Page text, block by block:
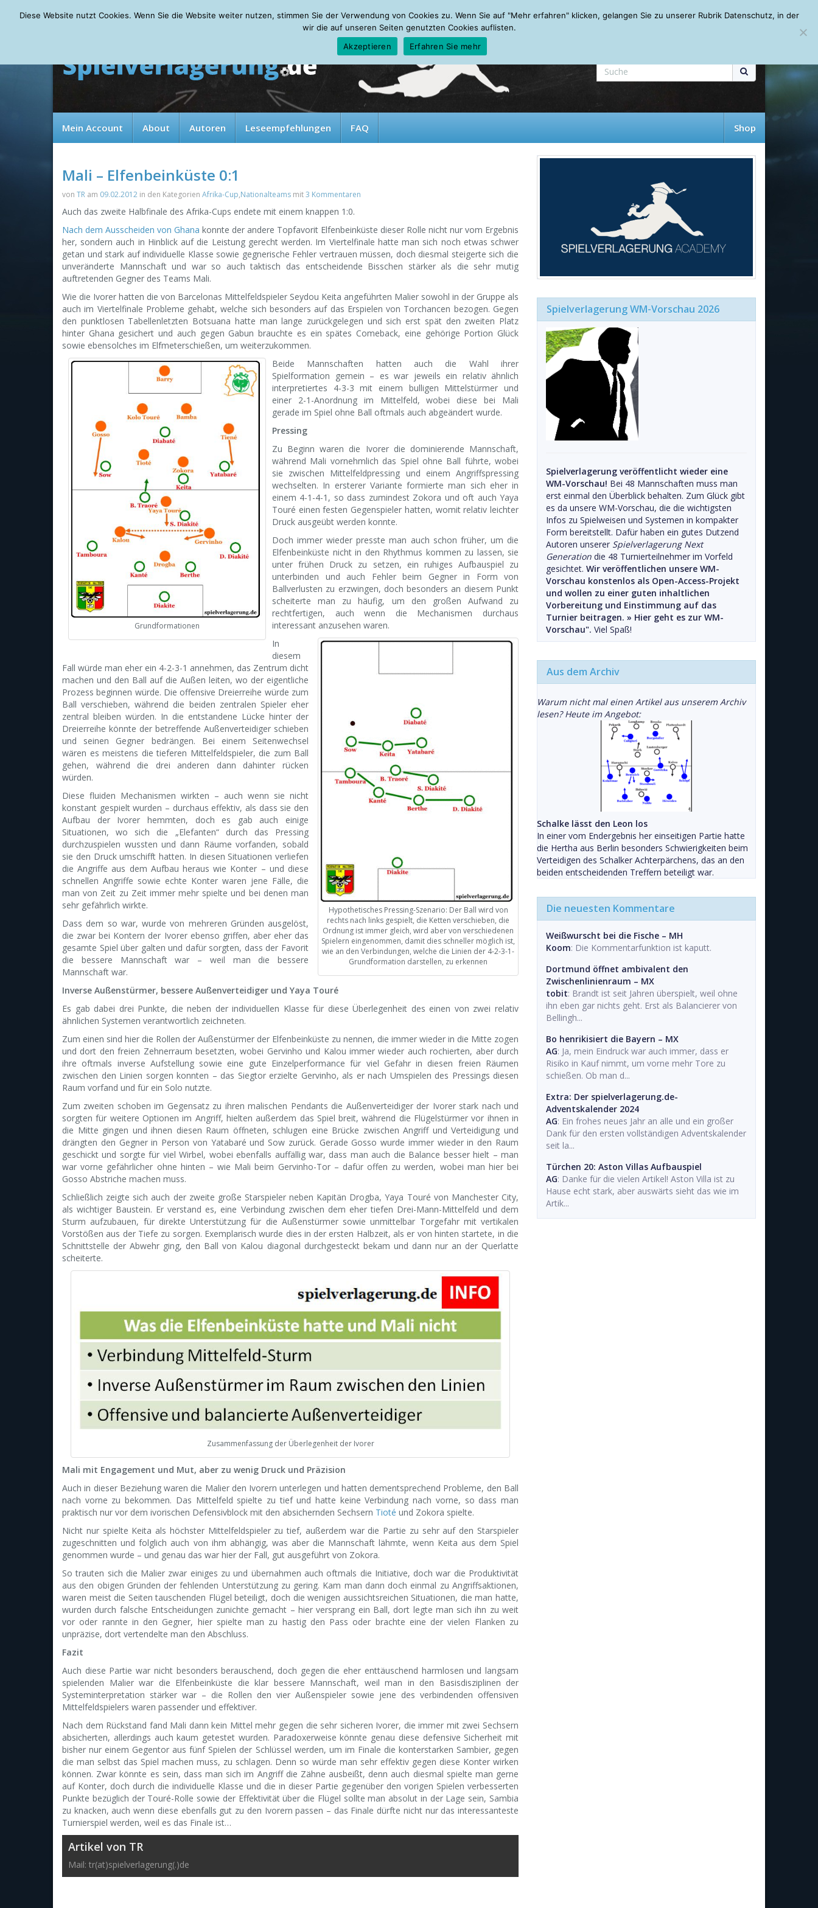
Friday, 07.08.2026 Mein Account About Autoren Leseempfehlungen FAQ
Mein Account About Autoren Leseempfehlungen FAQ Shop
Mali – Elfenbeinküste 0:1
von TR am 09.02.2012 in den Kategorien Afrika-Cup,Nationalteams mit3 Kommentaren
Auch das zweite Halbfinale des Afrika-Cups endete mit einem knappen 1:0.
Nach dem Ausscheiden von Ghana konnte der andere Topfavorit Elfenbeinküste dieser Rolle nicht nur vom Ergebnis
her, sondern auch in Hinblick auf die Leistung gerecht werden. Im Viertelfinale hatte man sich noch etwas schwer
getan und stark auf individuelle Klasse sowie gegnerische Fehler vertrauen müssen, doch diesmal steigerte sich die
unveränderte Mannschaft und war so auch taktisch das entscheidende Bisschen stärker als die sehr mutig
auftretenden Gegner des Teams Mali.
Wie die Ivorer hatten die von Barcelonas Mittelfeldspieler Seydou Keita angeführten Malier sowohl in der Gruppe als
auch im Viertelfinale Probleme gehabt, welche sich besonders auf das Erspielen von Torchancen bezogen. Gegen
den punktlosen Tabellenletzten Botsuana hatte man lange zurückgelegen und sich erst spät den zweiten Platz
hinter Ghana gesichert und auch gegen Gabun brauchte es ein spätes Comeback, eine gehörige Portion Glück
sowie ebensolches im Elfmeterschießen, um weiterzukommen.
Grundformationen
Beide Mannschaften hatten auch die Wahl ihrer
Spielformation gemein – es war jeweils ein relativ ähnlich
interpretiertes 4-3-3 mit einem bulligen Mittelstürmer und
einer 2-1-Anordnung im Mittelfeld, wobei diese bei Mali
gerade im Spiel ohne Ball oftmals auch abgeändert wurde.
Pressing
Zu Beginn waren die Ivorer die dominierende Mannschaft,
während Mali vornehmlich das Spiel ohne Ball führte, wobei
sie zwischen Mittelfeldpressing und einem Angriffspressing
wechselten. In ersterer Variante formierte man sich eher in
einem 4-1-4-1, so dass zumindest Zokora und oft auch Yaya
Touré einen festen Gegenspieler hatten, womit relativ leichter
Druck ausgeübt werden konnte.
Doch immer wieder presste man auch schon früher, um die
Elfenbeinküste nicht in den Rhythmus kommen zu lassen, sie
unter frühen Druck zu setzen, ein ruhiges Aufbauspiel zu
unterbinden und auch Fehler beim Gegner in Form von
Ballverlusten zu erzwingen, doch besonders an diesem Punkt
scheiterte man zu häufig, um den großen Aufwand zu
rechtfertigen, auch wenn die Mechanismen durchaus
interessant anzusehen waren.
Hypothetisches Pressing-Szenario: Der Ball wird von
rechts nach links gespielt, die Ketten verschieben, die
Ordnung ist immer gleich, wird aber von verschiedenen
Spielern eingenommen, damit dies schneller möglich ist,
wie an den Verbindungen, welche die Linien der 4-2-3-1-
Grundformation darstellen, zu erkennen
In
diesem
Fall würde man eher ein 4-2-3-1 annehmen, das Zentrum dicht
machen und den Ball auf die Außen leiten, wo der eigentliche
Prozess beginnen würde. Die offensive Dreierreihe würde zum
Ball verschieben, während die beiden zentralen Spieler eher
zentral bleiben würden. In die entstandene Lücke hinter der
Dreierreihe könnte der betreffende Außenverteidiger schieben
und seinen Gegner bedrängen. Bei einem Seitenwechsel
wären es meistens die tieferen Mittelfeldspieler, die zum Ball
gehen, während die drei anderen dann dahinter rücken
würden.
Diese fluiden Mechanismen wirkten – auch wenn sie nicht
konstant gespielt wurden – durchaus effektiv, als dass sie den
Aufbau der Ivorer hemmten, doch es gab auch einige
Situationen, wo sich die „Elefanten“ durch das Pressing
durchzuspielen wussten und dann Räume vorfanden, sobald
sie den Druck umschifft hatten. In diesen Situationen verliefen
die Angriffe aus dem Aufbau heraus wie Konter – und diese
schnellen Angriffe sowie echte Konter waren jene Fälle, die
man von Zeit zu Zeit immer mehr spielte und bei denen man
sehr gefährlich wirkte.
Dass dem so war, wurde von mehreren Gründen ausgelöst,
die zwar bei Kontern der Ivorer ebenso griffen, aber eher das
gesamte Spiel über galten und dafür sorgten, dass der Favorit
die bessere Mannschaft war – weil man die bessere
Mannschaft war.
Inverse Außenstürmer, bessere Außenverteidiger und Yaya Touré
Es gab dabei drei Punkte, die neben der individuellen Klasse für diese Überlegenheit des einen von zwei relativ
ähnlichen Systemen verantwortlich zeichneten.
Zum einen sind hier die Rollen der Außenstürmer der Elfenbeinküste zu nennen, die immer wieder in die Mitte zogen
und dort den freien Zehnerraum besetzten, wobei Gervinho und Kalou immer wieder auch rochierten, aber durch
ihre oftmals inverse Aufstellung sowie eine gute Einzelperformance für viel Gefahr in diesen freien Räumen
zwischen den Linien sorgen konnten – das Siegtor erzielte Gervinho, als er nach Umspielen des Pressings diesen
Raum vorfand und für ein Solo nutzte.
Zum zweiten schoben im Gegensatz zu ihren malischen Pendants die Außenverteidiger der Ivorer stark nach und
sorgten für weitere Optionen im Angriff, hielten außerdem das Spiel breit, während die Flügelstürmer vor ihnen in
die Mitte gingen und ihnen diesen Raum öffneten, schlugen eine Brücke zwischen Angriff und Verteidigung und
drängten den Gegner in Person von Yatabaré und Sow zurück. Gerade Gosso wurde immer wieder in den Raum
geschickt und sorgte für viel Wirbel, wobei ebenfalls auffällig war, dass man auch die Balance besser hielt – man
war vorne gefährlicher ohne hinten – wie Mali beim Gervinho-Tor – dafür offen zu werden, wobei man hier bei
Gosso Abstriche machen muss.
Schließlich zeigte sich auch der zweite große Starspieler neben Kapitän Drogba, Yaya Touré von Manchester City,
als wichtiger Baustein. Er verstand es, eine Verbindung zwischen dem eher tiefen Drei-Mann-Mittelfeld und dem
Sturm aufzubauen, für direkte Unterstützung für die Außenstürmer sowie unmittelbar Torgefahr mit vertikalen
Vorstößen aus der Tiefe zu sorgen. Exemplarisch wurde dies in der ersten Halbzeit, als er von hinten startete, in die
Schnittstelle der Abwehr ging, den Ball von Kalou diagonal durchgesteckt bekam und dann nur an der Querlatte
scheiterte.
Zusammenfassung der Überlegenheit der Ivorer
Mali mit Engagement und Mut, aber zu wenig Druck und Präzision
Auch in dieser Beziehung waren die Malier den Ivorern unterlegen und hatten dementsprechend Probleme, den Ball
nach vorne zu bekommen. Das Mittelfeld spielte zu tief und hatte keine Verbindung nach vorne, so dass man
praktisch nur vor dem ivorischen Defensivblock mit den absichernden Sechsern Tioté und Zokora spielte.
Nicht nur spielte Keita als höchster Mittelfeldspieler zu tief, außerdem war die Partie zu sehr auf den Starspieler
zugeschnitten und folglich auch von ihm abhängig, was aber die Mannschaft lähmte, wenn Keita aus dem Spiel
genommen wurde – und genau das war hier der Fall, gut ausgeführt von Zokora.
So trauten sich die Malier zwar einiges zu und übernahmen auch oftmals die Initiative, doch war die Produktivität
aus den obigen Gründen der fehlenden Unterstützung zu gering. Kam man dann doch einmal zu Angriffsaktionen,
waren meist die Seiten tauschenden Flügel beteiligt, doch die wenigen aussichtsreichen Situationen, die man hatte,
wurden durch falsche Entscheidungen zunichte gemacht – hier versprang ein Ball, dort legte man sich ihn zu weit
vor oder rannte in den Gegner, hier spielte man zu hastig den Pass oder brachte eine der vielen Flanken zu
unpräzise, dort vertendelte man den Abschluss.
Fazit
Auch diese Partie war nicht besonders berauschend, doch gegen die eher enttäuschend harmlosen und langsam
spielenden Malier war die Elfenbeinküste die klar bessere Mannschaft, weil man in den Basisdisziplinen der
Systeminterpretation stärker war – die Rollen den vier Außenspieler sowie jene des verbindenden offensiven
Mittelfeldspielers waren passender und effektiver.
Nach dem Rückstand fand Mali dann kein Mittel mehr gegen die sehr sicheren Ivorer, die immer mit zwei Sechsern
absicherten, allerdings auch kaum getestet wurden. Paradoxerweise könnte genau diese defensive Sicherheit mit
bisher nur einem Gegentor aus fünf Spielen der Schlüssel werden, um im Finale die konterstarken Sambier, gegen
die man selbst das Spiel machen muss, zu schlagen. Denn so würde man sehr effektiv gegen diese Konter wirken
können. Zwar könnte es sein, dass man sich im Angriff die Zähne ausbeißt, denn auch diesmal spielte man gerne
auf Konter, doch durch die individuelle Klasse und die in dieser Partie gegenüber den vorigen Spielen verbesserten
Punkte bezüglich der Touré-Rolle sowie der Effektivität über die Flügel sollte man absolut in der Lage sein, Sambia
zu knacken, auch wenn diese ebenfalls gut zu den Ivorern passen – das Finale dürfte nicht nur das interessanteste
Turnierspiel werden, weil es das Finale ist…
Artikel von TR
Mail: tr(at)spielverlagerung(.)de
Spielverlagerung WM-Vorschau 2026
Spielverlagerung veröffentlicht wieder eine
WM-Vorschau! Bei 48 Mannschaften muss man
erst einmal den Überblick behalten. Zum Glück gibt
es da unsere WM-Vorschau, die die wichtigsten
Infos zu Spielweisen und Systemen in kompakter
Form bereitstellt. Dafür haben ein gutes Dutzend
Autoren unserer Spielverlagerung Next
Generation die 48 Turnierteilnehmer im Vorfeld
gesichtet. Wir veröffentlichen unsere WM-
Vorschau konstenlos als Open-Access-Projekt
und wollen zu einer guten inhaltlichen
Vorbereitung und Einstimmung auf das
Turnier beitragen. » Hier geht es zur WM-
Vorschau". Viel Spaß!
Aus dem Archiv
Warum nicht mal einen Artikel aus unserem Archiv
lesen? Heute im Angebot:
Schalke lässt den Leon los
In einer vom Endergebnis her einseitigen Partie hatte
die Hertha aus Berlin besonders Schwierigkeiten beim
Verteidigen des Schalker Achterpärchens, das an den
beiden entscheidenden Treffern beteiligt war.
Die neuesten Kommentare
Weißwurscht bei die Fische – MH
Koom: Die Kommentarfunktion ist kaputt.
Dortmund öffnet ambivalent den
Zwischenlinienraum – MX
tobit: Brandt ist seit Jahren überspielt, weil ohne
ihn eben gar nichts geht. Erst als Balancierer von
Bellingh...
Bo henrikisiert die Bayern – MX
AG: Ja, mein Eindruck war auch immer, dass er
Risiko in Kauf nimmt, um vorne mehr Tore zu
schießen. Ob man d...
Extra: Der spielverlagerung.de-
Adventskalender 2024
AG: Ein frohes neues Jahr an alle und ein großer
Dank für den ersten vollständigen Adventskalender
seit la...
Türchen 20: Aston Villas Aufbauspiel
AG: Danke für die vielen Artikel! Aston Villa ist zu
Hause echt stark, aber auswärts sieht das wie im
Artik...
Diese Website nutzt Cookies. Wenn Sie die Website weiter nutzen, stimmen Sie der Verwendung von Cookies zu. Wenn Sie auf "Mehr erfahren" klicken, gelangen Sie zu unserer Rubrik Datenschutz, in der
wir die auf unseren Seiten genutzten Cookies auflisten.
Akzeptieren
Erfahren Sie mehr